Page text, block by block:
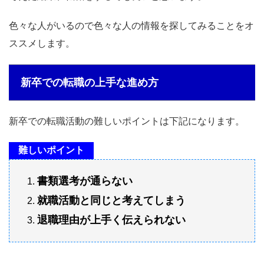
色々な人がいるので色々な人の情報を探してみることをオ
ススメします。
新卒での転職の上手な進め方
新卒での転職活動の難しいポイントは下記になります。
難しいポイント
書類選考が通らない
就職活動と同じと考えてしまう
退職理由が上手く伝えられない